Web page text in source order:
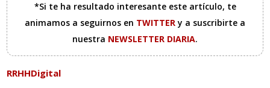
*Si te ha resultado interesante este artículo, te
animamos a seguirnos en TWITTERy a suscribirte a
nuestra NEWSLETTER DIARIA.
RRHHDigital